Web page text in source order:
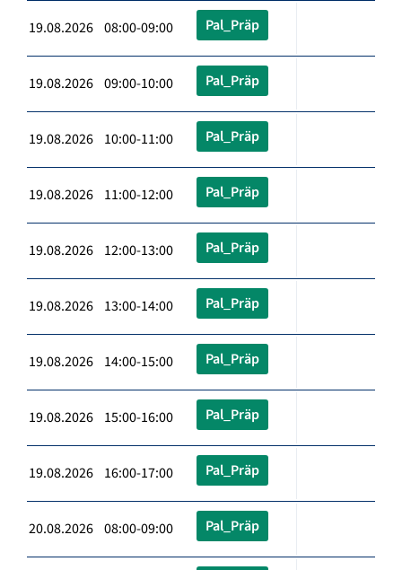
19.08.2026 08:00-09:00 Pal_Präp
19.08.2026 09:00-10:00 Pal_Präp
19.08.2026 10:00-11:00 Pal_Präp
19.08.2026 11:00-12:00 Pal_Präp
19.08.2026 12:00-13:00 Pal_Präp
19.08.2026 13:00-14:00 Pal_Präp
19.08.2026 14:00-15:00 Pal_Präp
19.08.2026 15:00-16:00 Pal_Präp
19.08.2026 16:00-17:00 Pal_Präp
20.08.2026 08:00-09:00 Pal_Präp